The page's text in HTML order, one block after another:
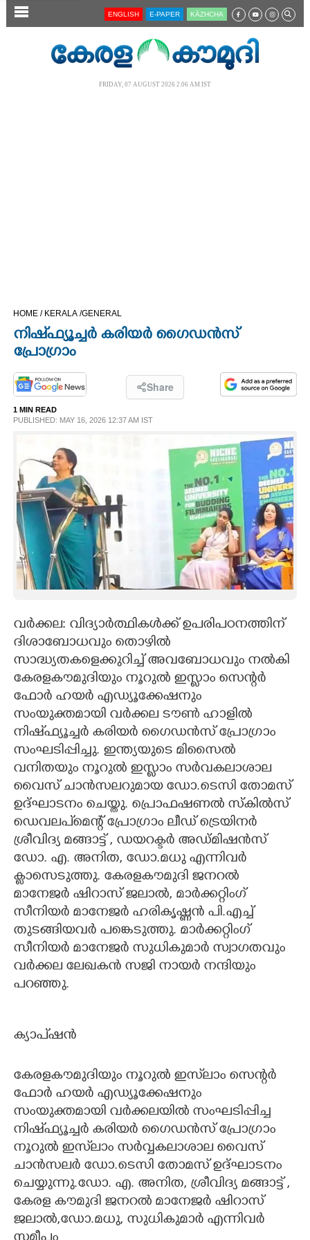
SECTIONS
SPIRITUAL
INFO+
ART
CARTOONS
LITERATURE
ZOOM
CONTACT US
ENGLISH E-PAPER KĀZHCHA
FRIDAY, 07 AUGUST 2026 2.06 AM IST
HOME / KERALA /GENERAL
നിഷ്ഫ്യൂച്ചർ കരിയർ ഗൈഡൻസ്
പ്രോഗ്രാം
Share
1 MIN READ
PUBLISHED: MAY 16, 2026 12:37 AM IST
വർക്കല: വിദ്യാർത്ഥികൾക്ക് ഉപരിപഠനത്തിന്
ദിശാബോധവും തൊഴിൽ
സാദ്ധ്യതകളെക്കുറിച്ച് അവബോധവും നൽകി
കേരളകൗമുദിയും നൂറുൽ ഇസ്ലാം സെന്റർ
ഫോർ ഹയർ എഡ്യൂക്കേഷനും
സംയുക്തമായി വർക്കല ടൗൺ ഹാളിൽ
നിഷ്ഫ്യൂച്ചർ കരിയർ ഗൈഡൻസ് പ്രോഗ്രാം
സംഘടിപ്പിച്ചു. ഇന്ത്യയുടെ മിസൈൽ
വനിതയും നൂറുൽ ഇസ്ളാം സർവകലാശാല
വൈസ് ചാൻസലറുമായ ഡോ.ടെസി തോമസ്
ഉദ്ഘാടനം ചെയ്തു. പ്രൊഫഷണൽ സ്കിൽസ്
ഡെവലപ്മെന്റ് പ്രോഗ്രാം ലീഡ് ട്രെയിനർ
ശ്രീവിദ്യ മങ്ങാട്ട് , ഡയറക്ടർ അഡ്മിഷൻസ്
ഡോ. എ. അനിത, ഡോ.മധു എന്നിവർ
ക്ലാസെടുത്തു. കേരളകൗമുദി ജനറൽ
മാനേജർ ഷിറാസ് ജലാൽ, മാർക്കറ്റിംഗ്
സീനിയർ മാനേജർ ഹരികൃഷ്ണൻ പി.എച്ച്
തുടങ്ങിയവർ പങ്കെടുത്തു. മാർക്കറ്റിംഗ്
സീനിയർ മാനേജർ സുധികുമാർ സ്വാഗതവും
വർക്കല ലേഖകൻ സജി നായർ നന്ദിയും
പറഞ്ഞു.
ക്യാപ്ഷൻ
കേരളകൗമുദിയും നൂറുൽ ഇസ്‌ലാം സെന്റർ
ഫോർ ഹയർ എഡ്യൂക്കേഷനും
സംയുക്തമായി വർക്കലയിൽ സംഘടിപ്പിച്ച
നിഷ്ഫ്യൂച്ചർ കരിയർ ഗൈഡൻസ് പ്രോഗ്രാം
നൂറുൽ ഇസ്‌ലാം സർവ്വകലാശാല വൈസ്
ചാൻസലർ ഡോ.ടെസി തോമസ് ഉദ്ഘാടനം
ചെയ്യുന്നു.ഡോ. എ. അനിത, ശ്രീവിദ്യ മങ്ങാട്ട് ,
കേരള കൗമുദി ജനറൽ മാനേജർ ഷിറാസ്
ജലാൽ,ഡോ.മധു, സുധികുമാർ എന്നിവർ